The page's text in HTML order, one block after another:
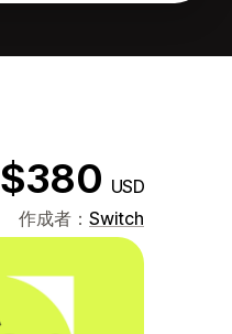
$380 USD
作成者： Switch